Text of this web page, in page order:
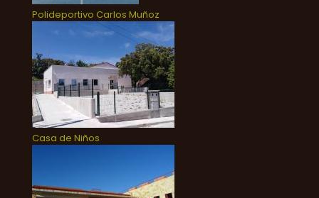
Polideportivo Carlos Muñoz
Casa de Niños